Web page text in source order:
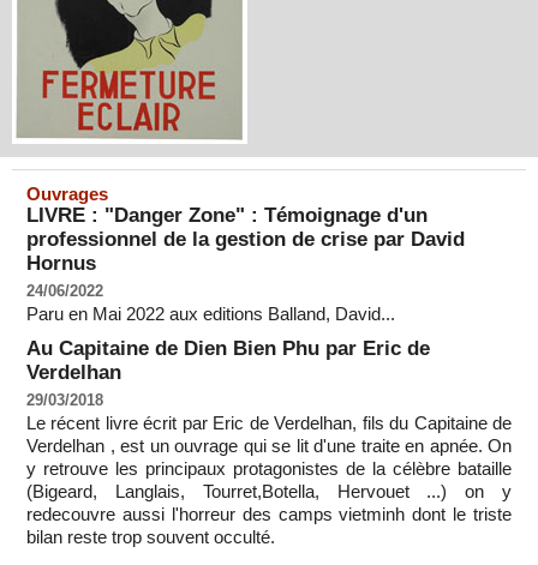
Ouvrages
LIVRE : "Danger Zone" : Témoignage d'un
professionnel de la gestion de crise par David
Hornus
24/06/2022
Paru en Mai 2022 aux editions Balland, David...
Au Capitaine de Dien Bien Phu par Eric de
Verdelhan
29/03/2018
Le récent livre écrit par Eric de Verdelhan, fils du Capitaine de
Verdelhan , est un ouvrage qui se lit d'une traite en apnée. On
y retrouve les principaux protagonistes de la célèbre bataille
(Bigeard, Langlais, Tourret,Botella, Hervouet ...) on y
redecouvre aussi l'horreur des camps vietminh dont le triste
bilan reste trop souvent occulté.